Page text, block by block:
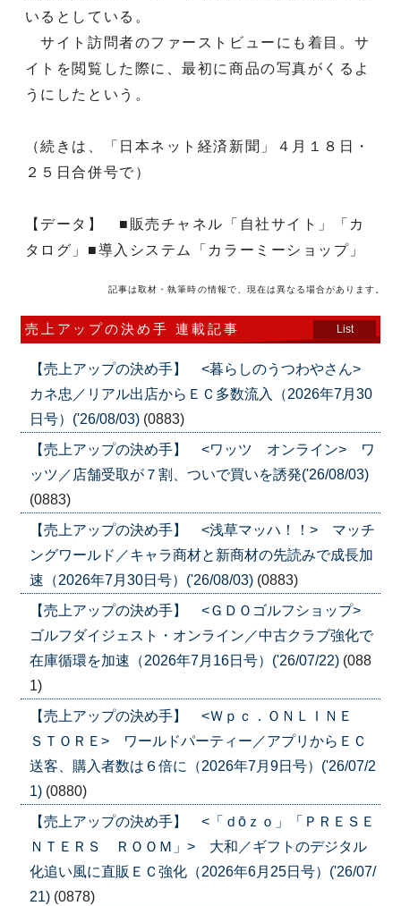
いるとしている。
サイト訪問者のファーストビューにも着目。サ
イトを閲覧した際に、最初に商品の写真がくるよ
うにしたという。
（続きは、「日本ネット経済新聞」４月１８日・
２５日合併号で）
【データ】 ■販売チャネル「自社サイト」「カ
タログ」■導入システム「カラーミーショップ」
記事は取材・執筆時の情報で、現在は異なる場合があります。
売上アップの決め手 連載記事 List
【売上アップの決め手】 <暮らしのうつわやさん>
カネ忠／リアル出店からＥＣ多数流入（2026年7月30
日号）('26/08/03) (0883)
【売上アップの決め手】 <ワッツ オンライン> ワ
ッツ／店舗受取が７割、ついで買いを誘発('26/08/03)
(0883)
【売上アップの決め手】 <浅草マッハ！！> マッチ
ングワールド／キャラ商材と新商材の先読みで成長加
速（2026年7月30日号）('26/08/03) (0883)
【売上アップの決め手】 <ＧＤＯゴルフショップ>
ゴルフダイジェスト・オンライン／中古クラブ強化で
在庫循環を加速（2026年7月16日号）('26/07/22) (088
1)
【売上アップの決め手】 <Ｗｐｃ．ＯＮＬＩＮＥ
ＳＴＯＲＥ> ワールドパーティー／アプリからＥＣ
送客、購入者数は６倍に（2026年7月9日号）('26/07/2
1) (0880)
【売上アップの決め手】 <「ｄōｚｏ」「ＰＲＥＳＥ
ＮＴＥＲＳ ＲＯＯＭ」> 大和／ギフトのデジタル
化追い風に直販ＥＣ強化（2026年6月25日号）('26/07/
21) (0878)